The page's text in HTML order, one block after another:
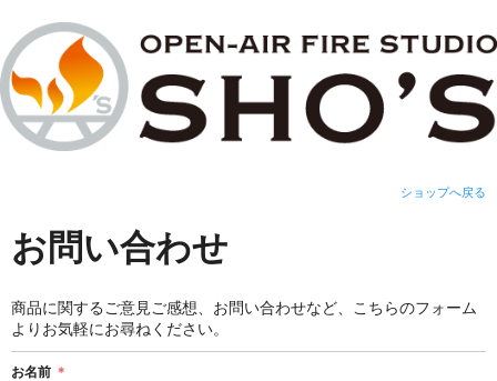
ショップへ戻る
お問い合わせ
商品に関するご意見ご感想、お問い合わせなど、こちらのフォーム
よりお気軽にお尋ねください。
お名前 ＊